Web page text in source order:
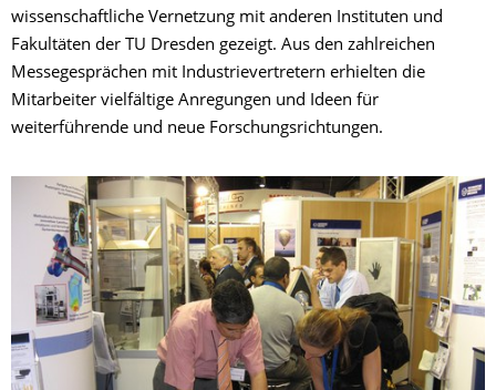
wissenschaftliche Vernetzung mit anderen Instituten und
Fakultäten der TU Dresden gezeigt. Aus den zahlreichen
Messegesprächen mit Industrievertretern erhielten die
Mitarbeiter vielfältige Anregungen und Ideen für
weiterführende und neue Forschungsrichtungen.